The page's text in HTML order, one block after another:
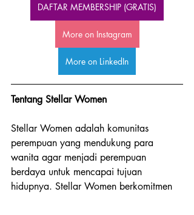
DAFTAR MEMBERSHIP (GRATIS)
More on Instagram
More on LinkedIn
Tentang Stellar Women
Stellar Women adalah komunitas
perempuan yang mendukung para
wanita agar menjadi perempuan
berdaya untuk mencapai tujuan
hidupnya. Stellar Women berkomitmen